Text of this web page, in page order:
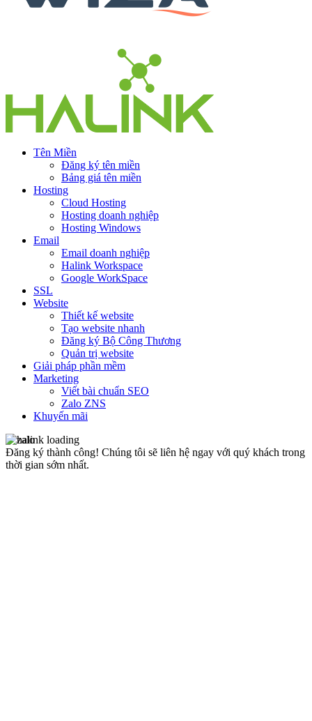
Tên Miền
Đăng ký tên miền
Bảng giá tên miền
Hosting
Cloud Hosting
Hosting doanh nghiệp
Hosting Windows
Email
Email doanh nghiệp
Halink Workspace
Google WorkSpace
SSL
Website
Thiết kế website
Tạo website nhanh
Đăng ký Bộ Công Thương
Quản trị website
Giải pháp phần mềm
Marketing
Viết bài chuẩn SEO
Zalo ZNS
Khuyến mãi
Đăng ký thành công! Chúng tôi sẽ liên hệ ngay với quý khách trong
thời gian sớm nhất.